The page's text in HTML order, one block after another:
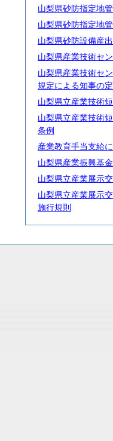
山梨県砂防指定地
山梨県砂防指定地
山梨県砂防設備産
山梨県産業技術セ
山梨県産業技術セ
規定による知事の
山梨県立産業技術
山梨県立産業技術
条例
産業教育手当支給
山梨県産業振興基
山梨県立産業展示
山梨県立産業展示
施行規則